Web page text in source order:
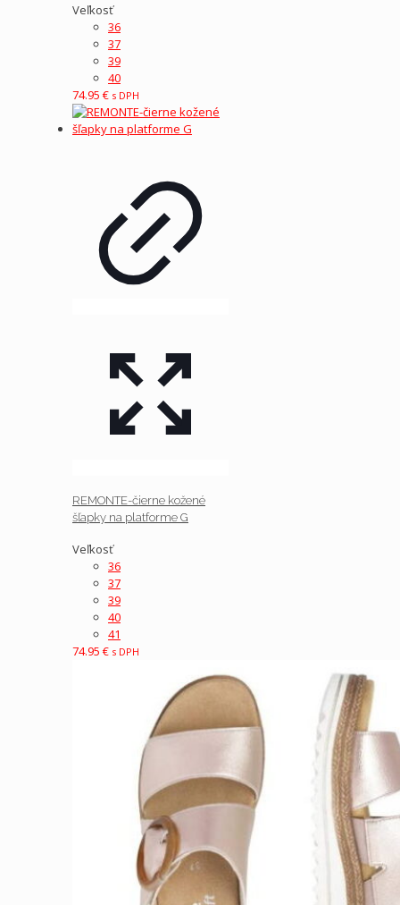
Veľkosť
36
37
39
40
74.95 € s DPH
REMONTE-čierne kožené
šľapky na platforme G
Veľkosť
36
37
39
40
41
74.95 € s DPH